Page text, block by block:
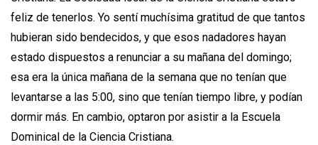
feliz de tenerlos. Yo sentí muchísima gratitud de que tantos
hubieran sido bendecidos, y que esos nadadores hayan
estado dispuestos a renunciar a su mañana del domingo;
esa era la única mañana de la semana que no tenían que
levantarse a las 5:00, sino que tenían tiempo libre, y podían
dormir más. En cambio, optaron por asistir a la Escuela
Dominical de la Ciencia Cristiana.